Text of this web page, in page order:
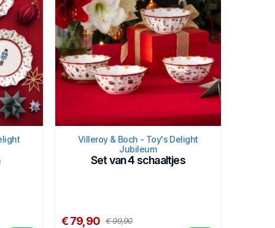
Villeroy & Boch - Toy's Delight
Jubileum
Set van 4 schaaltjes
€ 79,90 € 99,90